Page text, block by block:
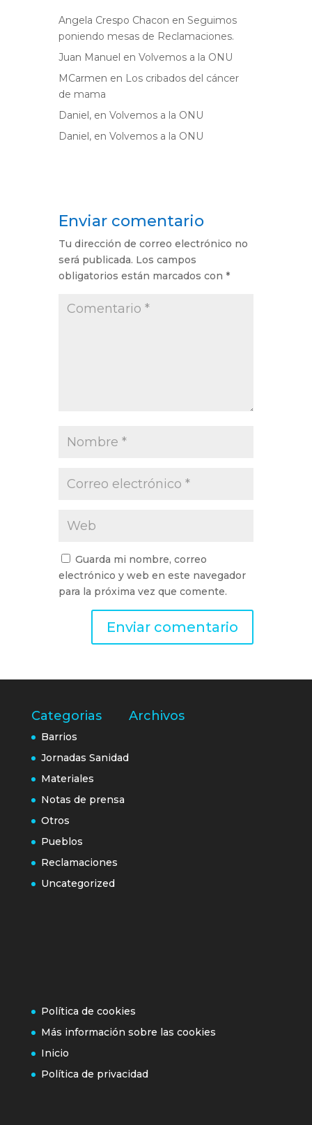
Angela Crespo Chacon en Seguimos
poniendo mesas de Reclamaciones.
Juan Manuel en Volvemos a la ONU
MCarmen en Los cribados del cáncer
de mama
Daniel, en Volvemos a la ONU
Daniel, en Volvemos a la ONU
Enviar comentario
Tu dirección de correo electrónico no
será publicada. Los campos
obligatorios están marcados con *
Guarda mi nombre, correo
electrónico y web en este navegador
para la próxima vez que comente.
Categorias
Barrios
Jornadas Sanidad
Materiales
Notas de prensa
Otros
Pueblos
Reclamaciones
Uncategorized
Archivos
Política de cookies
Más información sobre las cookies
Inicio
Política de privacidad